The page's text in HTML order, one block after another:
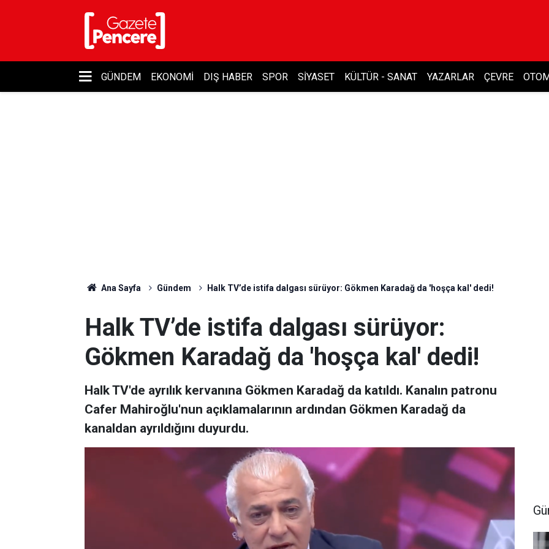
GÜNDEM EKONOMI DIŞ HABER SPOR SIYASET KÜLTÜR - SANAT YAZARLAR ÇEVRE
Ana Sayfa Gündem Halk TV’de istifa dalgası sürüyor: Gökmen Karadağ da 'hoşça kal' dedi!
Halk TV’de istifa dalgası sürüyor:
Gökmen Karadağ da 'hoşça kal' dedi!
Halk TV'de ayrılık kervanına Gökmen Karadağ da katıldı. Kanalın patronu
Cafer Mahiroğlu'nun açıklamalarının ardından Gökmen Karadağ da
kanaldan ayrıldığını duyurdu.